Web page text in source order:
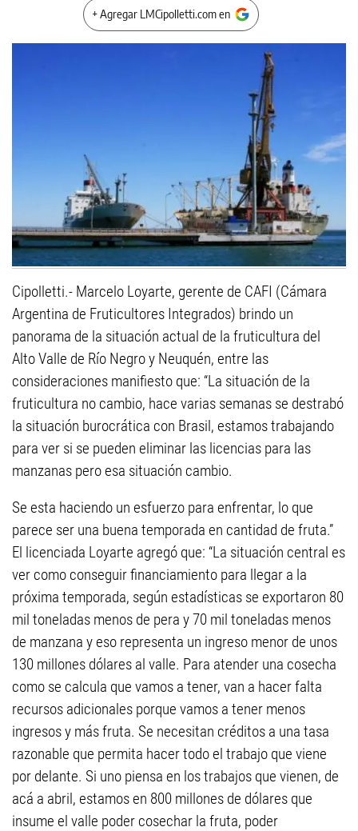
+ Agregar LMCipolletti.com en
Cipolletti.- Marcelo Loyarte, gerente de CAFI (Cámara
Argentina de Fruticultores Integrados) brindo un
panorama de la situación actual de la fruticultura del
Alto Valle de Río Negro y Neuquén, entre las
consideraciones manifiesto que: “La situación de la
fruticultura no cambio, hace varias semanas se destrabó
la situación burocrática con Brasil, estamos trabajando
para ver si se pueden eliminar las licencias para las
manzanas pero esa situación cambio.
Se esta haciendo un esfuerzo para enfrentar, lo que
parece ser una buena temporada en cantidad de fruta.”
El licenciada Loyarte agregó que: “La situación central es
ver como conseguir financiamiento para llegar a la
próxima temporada, según estadísticas se exportaron 80
mil toneladas menos de pera y 70 mil toneladas menos
de manzana y eso representa un ingreso menor de unos
130 millones dólares al valle. Para atender una cosecha
como se calcula que vamos a tener, van a hacer falta
recursos adicionales porque vamos a tener menos
ingresos y más fruta. Se necesitan créditos a una tasa
razonable que permita hacer todo el trabajo que viene
por delante. Si uno piensa en los trabajos que vienen, de
acá a abril, estamos en 800 millones de dólares que
insume el valle poder cosechar la fruta, poder